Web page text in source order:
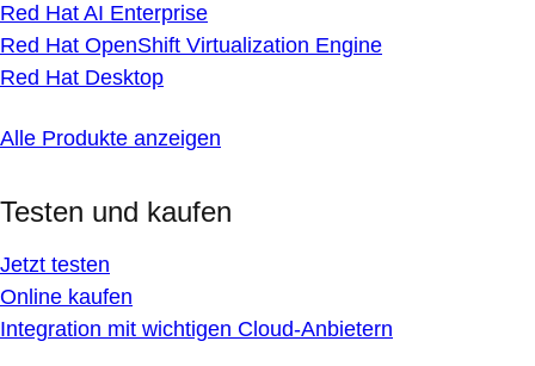
Red Hat AI Enterprise
Red Hat OpenShift Virtualization Engine
Red Hat Desktop
Alle Produkte anzeigen
Testen und kaufen
Jetzt testen
Online kaufen
Integration mit wichtigen Cloud-Anbietern